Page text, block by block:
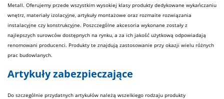
Metall. Oferujemy przede wszystkim wysokiej klasy produkty dedykowane wykańczaniu
wnętrz, materiały izolacyjne, artykuły montażowe oraz rozmaite rozwiązania
instalacyjne czy konstrukcyjne. Poszczególne akcesoria wykonane zostały z
najlepszych surowców dostępnych na rynku, a za ich jakość użytkową odpowiadają
renomowani producenci. Produkty te znajdują zastosowanie przy okazji wielu różnych
prac budowlanych.
Artykuły zabezpieczające
Do szczególnie przydatnych artykułów należą wszelkiego rodzaju produkty